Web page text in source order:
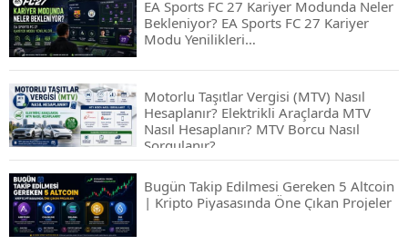
EA Sports FC 27 Kariyer Modunda Neler
Bekleniyor? EA Sports FC 27 Kariyer
Modu Yenilikleri…
Motorlu Taşıtlar Vergisi (MTV) Nasıl
Hesaplanır? Elektrikli Araçlarda MTV
Nasıl Hesaplanır? MTV Borcu Nasıl
Sorgulanır?
Bugün Takip Edilmesi Gereken 5 Altcoin
| Kripto Piyasasında Öne Çıkan Projeler